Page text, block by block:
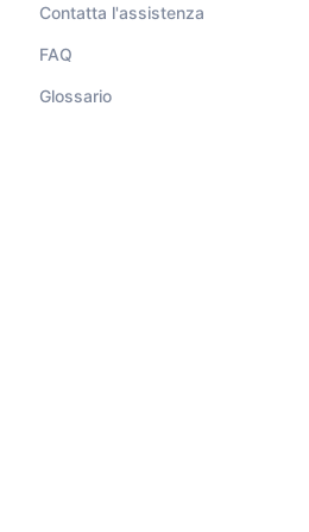
Contatta l'assistenza
FAQ
Glossario